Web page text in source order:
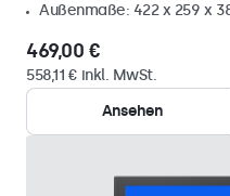
Außenmaße: 422 x 259 x
469,00 €
558,11 € inkl. MwSt.
Ansehen